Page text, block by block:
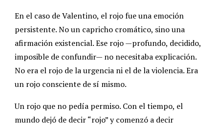
En el caso de Valentino, el rojo fue una emoción
persistente. No un capricho cromático, sino una
afirmación existencial. Ese rojo —profundo, decidido,
imposible de confundir— no necesitaba explicación.
No era el rojo de la urgencia ni el de la violencia. Era
un rojo consciente de sí mismo.
Un rojo que no pedía permiso. Con el tiempo, el
mundo dejó de decir “rojo” y comenzó a decir